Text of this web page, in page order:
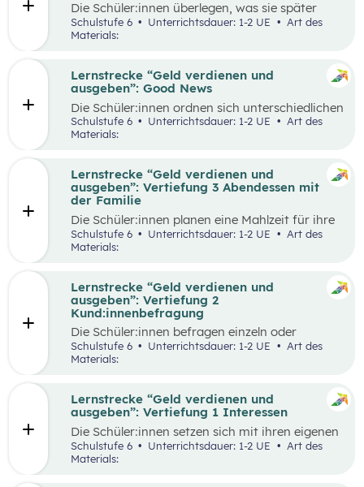
Die Schüler:innen überlegen, was sie später
einmal werden möchten und finden heraus, wie
der Beruf aussieht, den sie zukünftig ausüben
erstellen ein kreatives Endprodukt, das sie frei
wählen können. In der Wabe findet eine
Auseinandersetzung mit den eigenen
Vorstellungen über den Traumberuf und
Erkenntnisse aus der Recherche statt.
Außerdem erhalten die Schüler:innen in der
entsprechen und welche anders sind als
erwartet.
Schulstufe 6 Unterrichtsdauer: 1-2 UE
Materials:
Lernstrecke “Geld verdienen und
ausgeben”: Good News
Die Schüler:innen ordnen sich unterschiedlichen
Geld-Typen zu und diskutieren miteinander die
Tipps, die bei den jeweiligen Geld-Typen zu
welche konkreten Tipps sie im Alltag schon in
ihrem Alter umsetzen können, aber auch wie sie
ihre Eltern beim nachhaltigen Konsum
Schulstufe 6 Unterrichtsdauer: 1-2 UE
Art des
Materials:
Lernstrecke “Geld verdienen und
ausgeben”: Vertiefung 3 Abendessen mit
der Familie
Die Schüler:innen planen eine Mahlzeit für ihre
Familie und sollen dafür ein vorgegebenes
Budget pro Person einhalten. Zur Durchführung
der Einkauf der Zutaten und die Zubereitung
der Speise. Im Anschluss werden die
Schätzungen und die tatsächlichen Ausgaben
miteinander verglichen und die Vorgehensweise
beim Einkauf reflektiert.
Schulstufe 6 Unterrichtsdauer: 1-2 UE
Materials:
Lernstrecke “Geld verdienen und
ausgeben”: Vertiefung 2
Kund:innenbefragung
Die Schüler:innen befragen einzeln oder
paarweise Kund:innen in einem Supermarkt zu
den Zahlungsgewohnheiten und versuchen
Antworten der Supermarktkund:innen werden
auf einem Interviewbogen/Fragebogen
festgehalten und in der Klasse gemeinsam mit
der Lehrkraft ausgewertet. Eine weitere
Perspektive kann, je nach den örtlichen
Gegebenheiten, eingenommen werden, indem
Schulstufe 6 Unterrichtsdauer: 1-2 UE
Art des
Materials:
Lernstrecke “Geld verdienen und
ausgeben”: Vertiefung 1 Interessen
Die Schüler:innen setzen sich mit ihren eigenen
Interessen und Stärken auseinander.
Gemeinsam werden verschiedene Stärken und
Schulstufe 6 Unterrichtsdauer: 1-2 UE
Materials: